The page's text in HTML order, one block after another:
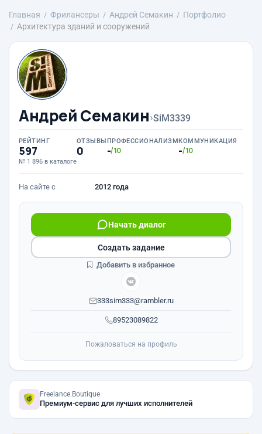
Главная Фрилансеры Андрей Семакин
Портфолио
Архитектура зданий и сооружений
Андрей Семакин›SiM3339
РЕЙТИНГ
597
№ 1 896 в каталоге
ОТЗЫВЫ
0
ПРОФЕССИОНАЛИЗМ
-/10
КОММУНИКАЦИЯ
-/10
На сайте с 2012 года
89523089822
Начать диалог
333sim333@rambler.ru
Создать задание
Добавить в избранное
Пожаловаться на профиль
Freelance.Boutique
Премиум-сервис для лучших исполнителей